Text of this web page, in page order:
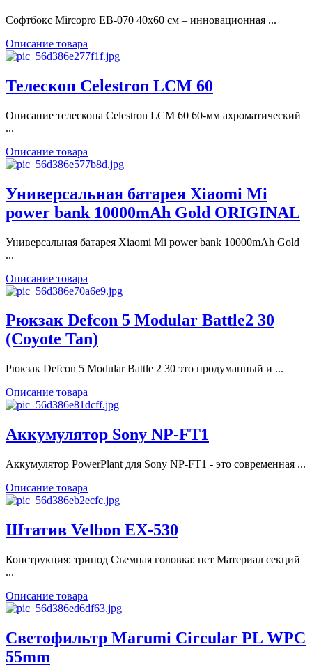
Софтбокс Mircopro EB-070 40x60 см – инновационная ...
Описание товара
Телескоп Celestron LCM 60
Описание телескопа Celestron LCM 60 60-мм ахроматический
...
Описание товара
Универсальная батарея Xiaomi Mi
power bank 10000mAh Gold ORIGINAL
Универсальная батарея Xiaomi Mi power bank 10000mAh Gold
...
Описание товара
Рюкзак Defcon 5 Modular Battle2 30
(Coyote Tan)
Рюкзак Defcon 5 Modular Battle 2 30 это продуманный и ...
Описание товара
Аккумулятор Sony NP-FT1
Аккумулятор PowerPlant для Sony NP-FT1 - это современная ...
Описание товара
Штатив Velbon EX-530
Конструкция: трипод Съемная головка: нет Материал секций
...
Описание товара
Светофильтр Marumi Circular PL WPC
55mm